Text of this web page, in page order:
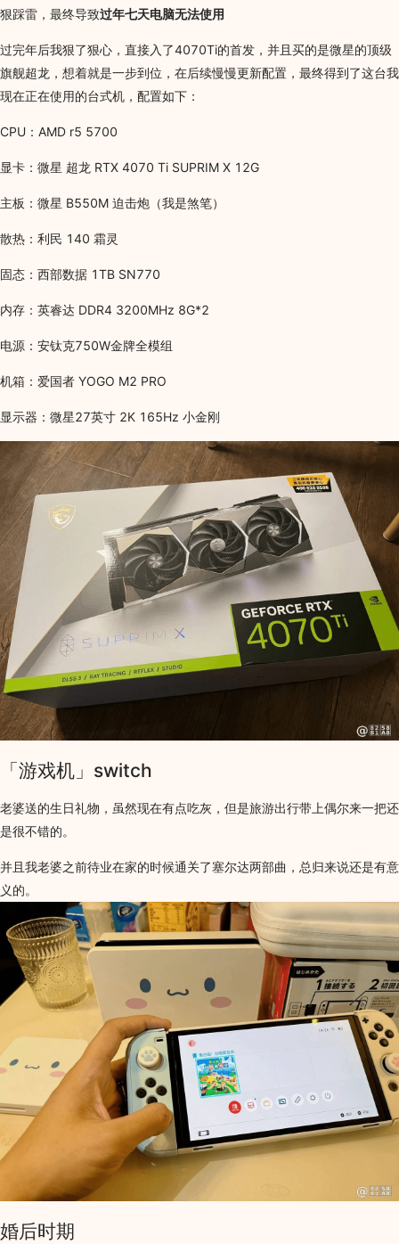
狠踩雷，最终导致过年七天电脑无法使用
过完年后我狠了狠心，直接入了4070Ti的首发，并且买的是微星的顶级
旗舰超龙，想着就是一步到位，在后续慢慢更新配置，最终得到了这台我
现在正在使用的台式机，配置如下：
CPU：AMD r5 5700
显卡：微星 超龙 RTX 4070 Ti SUPRIM X 12G
主板：微星 B550M 迫击炮（我是煞笔）
散热：利民 140 霜灵
固态：西部数据 1TB SN770
内存：英睿达 DDR4 3200MHz 8G*2
电源：安钛克750W金牌全模组
机箱：爱国者 YOGO M2 PRO
显示器：微星27英寸 2K 165Hz 小金刚
「游戏机」switch
老婆送的生日礼物，虽然现在有点吃灰，但是旅游出行带上偶尔来一把还
是很不错的。
并且我老婆之前待业在家的时候通关了塞尔达两部曲，总归来说还是有意
义的。
婚后时期